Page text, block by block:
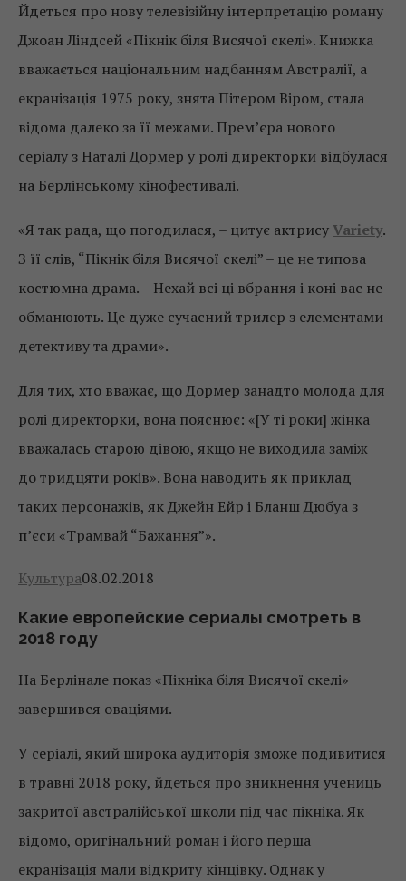
Йдеться про нову телевізійну інтерпретацію роману
Джоан Ліндсей «Пікнік біля Висячої скелі». Книжка
вважається національним надбанням Австралії, а
екранізація 1975 року, знята Пітером Віром, стала
відома далеко за її межами. Прем’єра нового
серіалу з Наталі Дормер у ролі директорки відбулася
на Берлінському кінофестивалі.
«Я так рада, що погодилася, – цитує актрисуVariety.
З її слів, “Пікнік біля Висячої скелі” – це не типова
костюмна драма. – Нехай всі ці вбрання і коні вас не
обманюють. Це дуже сучасний трилер з елементами
детективу та драми».
Для тих, хто вважає, що Дормер занадто молода для
ролі директорки, вона пояснює: «[У ті роки] жінка
вважалась старою дівою, якщо не виходила заміж
до тридцяти років». Вона наводить як приклад
таких персонажів, як Джейн Ейр і Бланш Дюбуа з
п’єси «Трамвай “Бажання”».
Культура08.02.2018
Какие европейские сериалы смотреть в
2018 году
На Берлінале показ «Пікніка біля Висячої скелі»
завершився оваціями.
У серіалі, який широка аудиторія зможе подивитися
в травні 2018 року, йдеться про зникнення учениць
закритої австралійської школи під час пікніка. Як
відомо, оригінальний роман і його перша
екранізація мали відкриту кінцівку. Однак у